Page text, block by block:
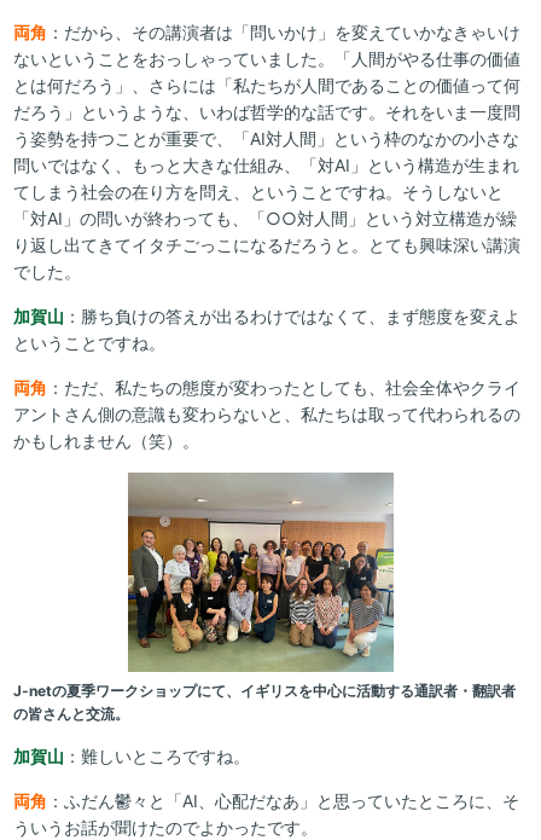
両角 ：だから、その講演者は「問いかけ」を変えていかなきゃいけ
ないということをおっしゃっていました。「人間がやる仕事の価値
とは何だろう」、さらには「私たちが人間であることの価値って何
だろう」というような、いわば哲学的な話です。それをいま一度問
う姿勢を持つことが重要で、「AI対人間」という枠のなかの小さな
問いではなく、もっと大きな仕組み、「対AI」という構造が生まれ
てしまう社会の在り方を問え、ということですね。そうしないと
「対AI」の問いが終わっても、「○○対人間」という対立構造が繰
り返し出てきてイタチごっこになるだろうと。とても興味深い講演
でした。
加賀山 ：勝ち負けの答えが出るわけではなくて、まず態度を変えよ
ということですね。
両角 ：ただ、私たちの態度が変わったとしても、社会全体やクライ
アントさん側の意識も変わらないと、私たちは取って代わられるの
かもしれません（笑）。
J-netの夏季ワークショップにて、イギリスを中心に活動する通訳者・翻訳者
の皆さんと交流。
加賀山 ：難しいところですね。
両角 ：ふだん鬱々と「AI、心配だなあ」と思っていたところに、そ
ういうお話が聞けたのでよかったです。